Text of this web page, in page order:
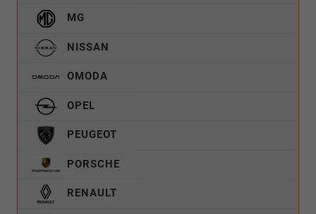
MG
NISSAN
OMODA
OPEL
PEUGEOT
PORSCHE
RENAULT